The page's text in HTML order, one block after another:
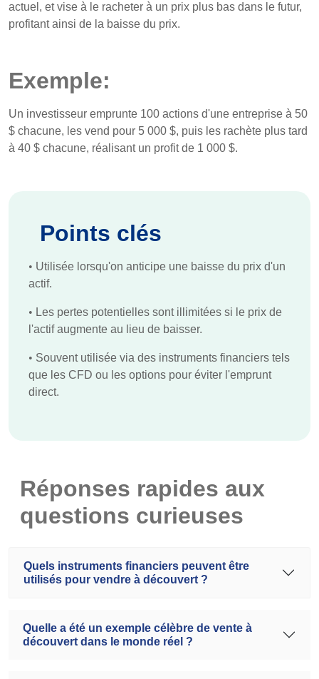
actuel, et vise à le racheter à un prix plus bas dans le futur,
profitant ainsi de la baisse du prix.
Exemple:
Un investisseur emprunte 100 actions d'une entreprise à 50
$ chacune, les vend pour 5 000 $, puis les rachète plus tard
à 40 $ chacune, réalisant un profit de 1 000 $.
Points clés
• Utilisée lorsqu'on anticipe une baisse du prix d'un
actif.
• Les pertes potentielles sont illimitées si le prix de
l'actif augmente au lieu de baisser.
• Souvent utilisée via des instruments financiers tels
que les CFD ou les options pour éviter l'emprunt
direct.
Réponses rapides aux
questions curieuses
Quels instruments financiers peuvent être
utilisés pour vendre à découvert ?
Quelle a été un exemple célèbre de vente à
découvert dans le monde réel ?